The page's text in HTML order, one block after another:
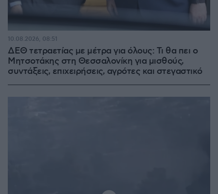
ΔΕΘ τετραετίας με μέτρα για όλους: Τι θα πει ο
Μητσοτάκης στη Θεσσαλονίκη για μισθούς,
συντάξεις, επιχειρήσεις, αγρότες και στεγαστικό
10.08.2026, 08:51